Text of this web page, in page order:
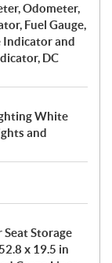
Odometer,
Fuel Gauge,
Indicator and
DC
White
and
Storage
x 19.5 in